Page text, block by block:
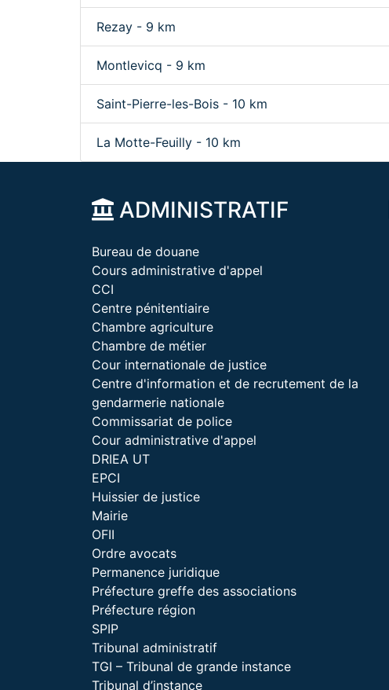
Rezay - 9 km
Montlevicq - 9 km
Saint-Pierre-les-Bois - 10 km
La Motte-Feuilly - 10 km
ADMINISTRATIF
Bureau de douane
Cours administrative d'appel
CCI
Centre pénitentiaire
Chambre agriculture
Chambre de métier
Cour internationale de justice
Centre d'information et de recrutement de la
gendarmerie nationale
Commissariat de police
Cour administrative d'appel
DRIEA UT
EPCI
Huissier de justice
Mairie
OFII
Ordre avocats
Permanence juridique
Préfecture greffe des associations
Préfecture région
SPIP
Tribunal administratif
TGI – Tribunal de grande instance
Tribunal d’instance